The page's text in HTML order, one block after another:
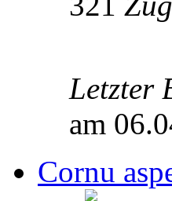
Letzter
am
Cornu